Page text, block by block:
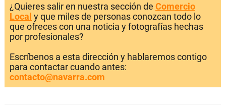
¿Quieres salir en nuestra sección de Comercio
Local y que miles de personas conozcan todo lo
que ofreces con una noticia y fotografías hechas
por profesionales?
Escríbenos a esta dirección y hablaremos contigo
para contactar cuando antes:
contacto@navarra.com